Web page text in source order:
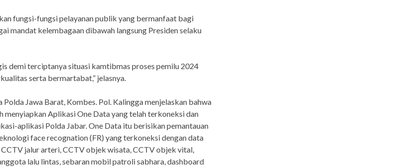
fungsi-fungsi pelayanan publik yang bermanfaat bagi
mandat kelembagaan dibawah langsung Presiden selaku
demi terciptanya situasi kamtibmas proses pemilu 2024
serta bermartabat,” jelasnya.
Polda Jawa Barat, Kombes. Pol. Kalingga menjelaskan bahwa
menyiapkan Aplikasi One Data yang telah terkoneksi dan
aplikasi Polda Jabar. One Data itu berisikan pemantauan
face recognation (FR) yang terkoneksi dengan data
jalur arteri, CCTV objek wisata, CCTV objek vital,
lalu lintas, sebaran mobil patroli sabhara, dashboard